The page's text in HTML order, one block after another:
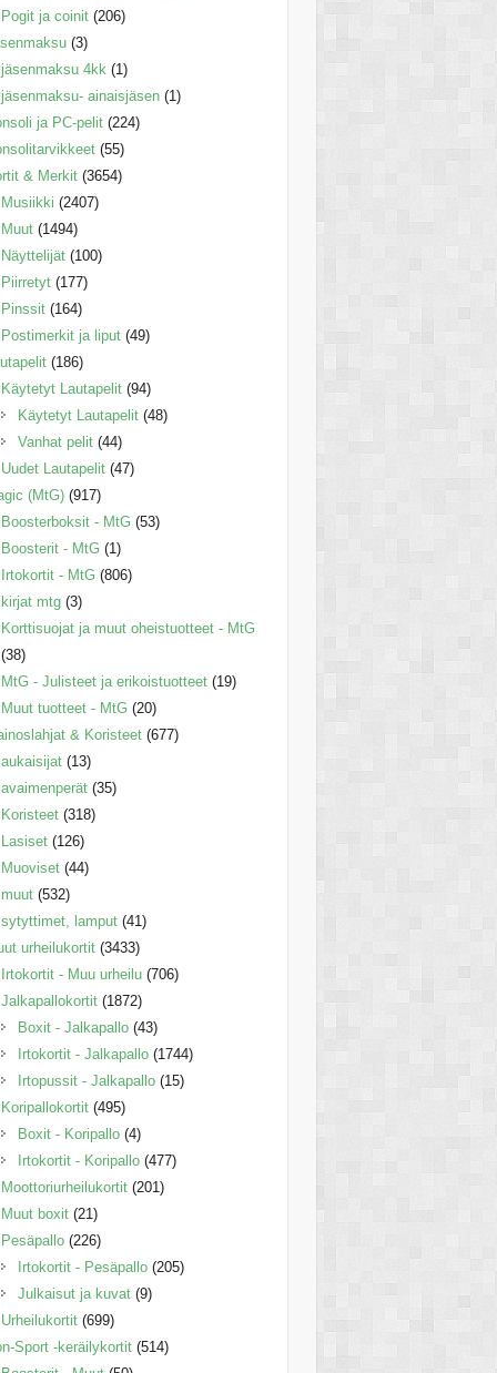
Pogit ja coinit (206)
(3)
jäsenmaksu 4kk (1)
jäsenmaksu- ainaisjäsen (1)
ja PC-pelit (224)
(55)
& Merkit (3654)
Musiikki (2407)
Muut (1494)
Näyttelijät (100)
Piirretyt (177)
Pinssit (164)
Postimerkit ja liput (49)
(186)
Käytetyt Lautapelit (94)
Käytetyt Lautapelit (48)
Vanhat pelit (44)
Uudet Lautapelit (47)
(MtG) (917)
Boosterboksit - MtG (53)
Boosterit - MtG (1)
Irtokortit - MtG (806)
kirjat mtg (3)
Korttisuojat ja muut oheistuotteet - MtG
(38)
MtG - Julisteet ja erikoistuotteet (19)
Muut tuotteet - MtG (20)
& Koristeet (677)
aukaisijat (13)
avaimenperät (35)
Koristeet (318)
Lasiset (126)
Muoviset (44)
muut (532)
sytyttimet, lamput (41)
urheilukortit (3433)
Irtokortit - Muu urheilu (706)
Jalkapallokortit (1872)
Boxit - Jalkapallo (43)
Irtokortit - Jalkapallo (1744)
Irtopussit - Jalkapallo (15)
Koripallokortit (495)
Boxit - Koripallo (4)
Irtokortit - Koripallo (477)
Moottoriurheilukortit (201)
Muut boxit (21)
Pesäpallo (226)
Irtokortit - Pesäpallo (205)
Julkaisut ja kuvat (9)
Urheilukortit (699)
Sport -keräilykortit (514)